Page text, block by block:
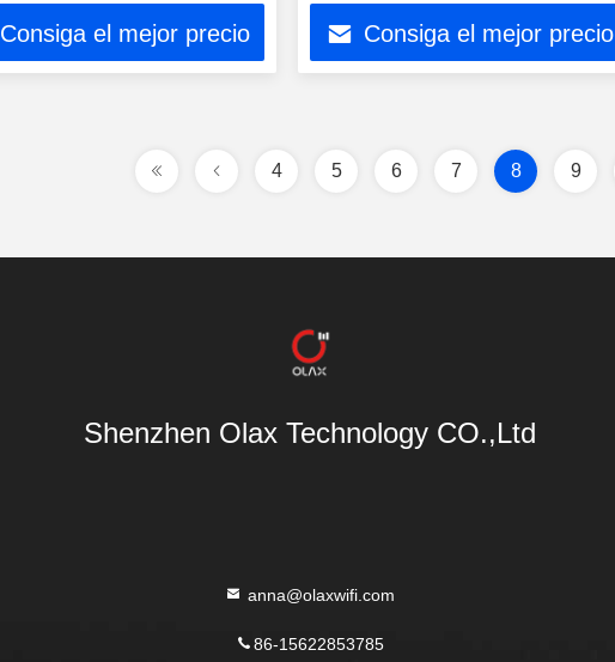
Consiga el mejor precio Consiga el mejor precio
4 5 6 7 8 9
Shenzhen Olax Technology CO.,Ltd
anna@olaxwifi.com
86-15622853785